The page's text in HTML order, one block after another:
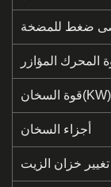
قوة السخان(KW)
أجزاء السخان